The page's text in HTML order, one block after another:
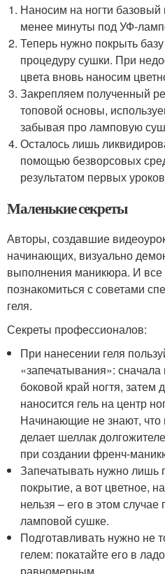
Наносим на ногти базовый
менее минуты под УФ-
Теперь нужно покрыть
процедуру сушки. При
цвета вновь наносим
Закрепляем полученный
топовой основы,
забывая про ламповую
Осталось лишь
помощью безворсовых
результатом первых
Маленькие секреты
Авторы, создавшие
начинающих, визуально
выполнения маникюра. И
познакомиться с советами
геля.
Секреты профессионалов:
При нанесении геля
«запечатывания»:
боковой край ногтя, затем
наносится гель на центр
Начинающие не знают, что
делает шеллак
при создании френч-
Запечатывать нужно лишь
покрытие, а вот цветное,
нельзя – его в этом случае
ламповой сушке.
Подготавливать нужно не
гелем: покатайте его в
равномерным.